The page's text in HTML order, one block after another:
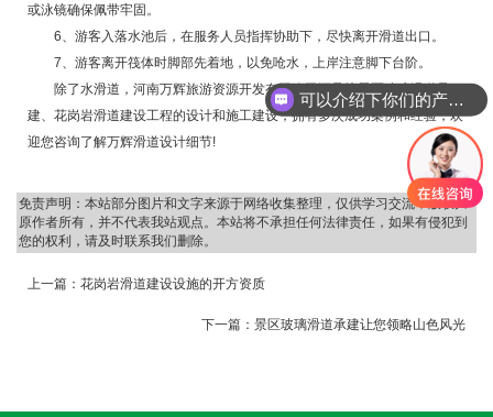
或泳镜确保佩带牢固。
6、游客入落水池后，在服务人员指挥协助下，尽快离开滑道出口。
7、游客离开筏体时脚部先着地，以免呛水，上岸注意脚下台阶。
除了水滑道，河南万辉旅游资源开发有限公司还承接景区玻璃滑道承
建、花岗岩滑道建设工程的设计和施工建设，拥有多次成功案例和经验，欢
迎您咨询了解万辉滑道设计细节!
免责声明：本站部分图片和文字来源于网络收集整理，仅供学习交流，版权归
原作者所有，并不代表我站观点。本站将不承担任何法律责任，如果有侵犯到
您的权利，请及时联系我们删除。
上一篇： 花岗岩滑道建设设施的开方资质
下一篇： 景区玻璃滑道承建让您领略山色风光
可以介绍下你们的产品么